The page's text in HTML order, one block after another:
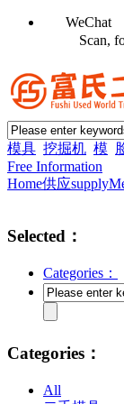
WeChat
Scan,
模具 挖掘机 模
Free Information
Home供应supply
Selected：
Categories：
Categories：
All